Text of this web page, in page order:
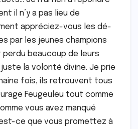
il n’y a pas lieu de
appréciez-vous les dé-
par les jeunes champions
perdu beaucoup de leurs
la volonté divine. Je prie
fois, ils retrouvent tous
Feugeuleu tout comme
vous avez manqué
ce que vous promettez à